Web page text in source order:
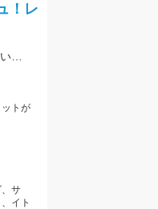
！レ
トが
サ
イト